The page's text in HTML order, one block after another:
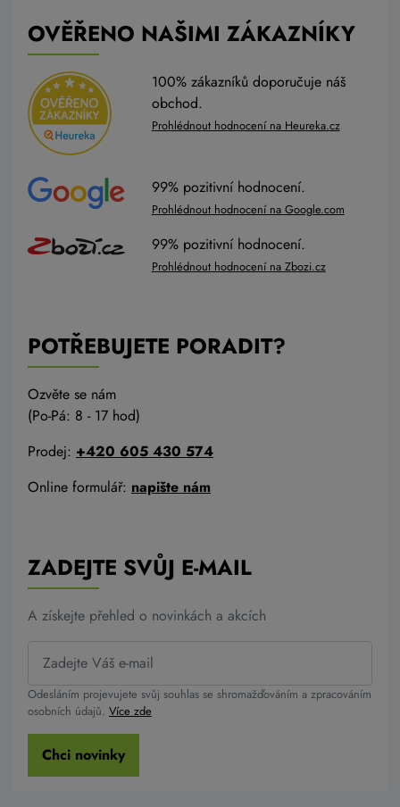
OVĚŘENO NAŠIMI ZÁKAZNÍKY
100% zákazníků doporučuje náš
obchod.
Prohlédnout hodnocení na Heureka.cz
99% pozitivní hodnocení.
Prohlédnout hodnocení na Google.com
99% pozitivní hodnocení.
Prohlédnout hodnocení na Zbozi.cz
POTŘEBUJETE PORADIT?
Ozvěte se nám
(Po-Pá: 8 - 17 hod)
Prodej: +420 605 430 574
Online formulář: napište nám
ZADEJTE SVŮJ E-MAIL
A získejte přehled o novinkách a akcích
Odesláním projevujete svůj souhlas se shromažďováním a zpracováním
osobních údajů. Více zde
Chci novinky